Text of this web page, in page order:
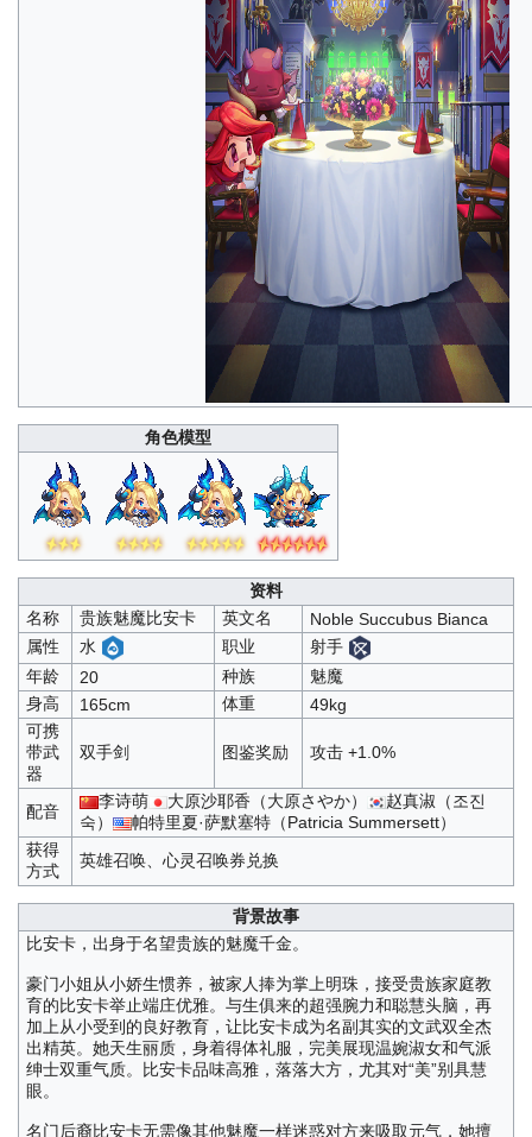
角色模型
资料
名称
贵族魅魔比安卡 英文名
Noble Succubus Bianca
属性
水 职业
射手
年龄
20 种族
魅魔
身高
165cm 体重
49kg
可携
带武
器
双手剑 图鉴奖励 攻击 +1.0%
配音
李诗萌 大原沙耶香（大原さやか）
赵真淑（조진
숙）
帕特里夏·萨默塞特（Patricia Summersett）
获得
方式
英雄召唤、心灵召唤券兑换
背景故事
比安卡，出身于名望贵族的魅魔千金。
豪门小姐从小娇生惯养，被家人捧为掌上明珠，接受贵族家庭教
育的比安卡举止端庄优雅。与生俱来的超强腕力和聪慧头脑，再
加上从小受到的良好教育，让比安卡成为名副其实的文武双全杰
出精英。她天生丽质，身着得体礼服，完美展现温婉淑女和气派
绅士双重气质。比安卡品味高雅，落落大方，尤其对“美”别具慧
眼。
名门后裔比安卡无需像其他魅魔一样迷惑对方来吸取元气，她擅